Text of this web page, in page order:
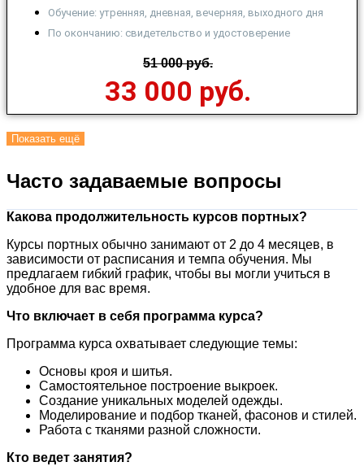
Обучение: утренняя, дневная, вечерняя, выходного дня
По окончанию: свидетельство и удостоверение
51 000 руб.
33 000 руб.
Показать ещё
Часто задаваемые вопросы
Какова продолжительность курсов портных?
Курсы портных обычно занимают от 2 до 4 месяцев, в
зависимости от расписания и темпа обучения. Мы
предлагаем гибкий график, чтобы вы могли учиться в
удобное для вас время.
Что включает в себя программа курса?
Программа курса охватывает следующие темы:
Основы кроя и шитья.
Самостоятельное построение выкроек.
Создание уникальных моделей одежды.
Моделирование и подбор тканей, фасонов и стилей.
Работа с тканями разной сложности.
Кто ведет занятия?